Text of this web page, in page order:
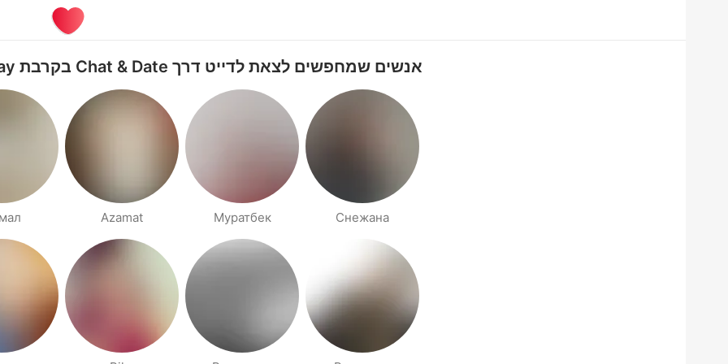
אנשים שמחפשים לצאת לדייט דרך Chat & Date בקרבת Kostanay
Снежана
Муратбек
Azamat